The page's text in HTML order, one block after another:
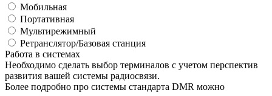
Мобильная
Портативная
Мультирежимный
Ретранслятор/Базовая станция
Работа в системах
Необходимо сделать выбор терминалов с учетом перспектив
развития вашей системы радиосвязи.
Более подробно про системы стандарта DMR можно